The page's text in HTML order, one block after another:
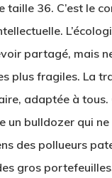
taille 36. C’est le
partagé, mais
plus fragiles. La
adaptée à tous.
un bulldozer qui
des pollueurs
gros